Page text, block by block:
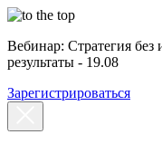
Вебинар: Стратегия
результаты - 19.08
Зарегистрироваться